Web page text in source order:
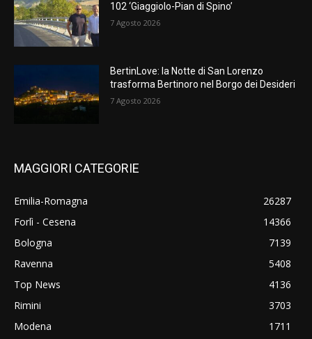
102 ‘Giaggiolo-Pian di Spino’
7 Agosto 2026
BertinLove: la Notte di San Lorenzo
trasforma Bertinoro nel Borgo dei Desideri
7 Agosto 2026
MAGGIORI CATEGORIE
Emilia-Romagna
26287
Forlì - Cesena
14366
Bologna
7139
Ravenna
5408
Top News
4136
Rimini
3703
Modena
1711